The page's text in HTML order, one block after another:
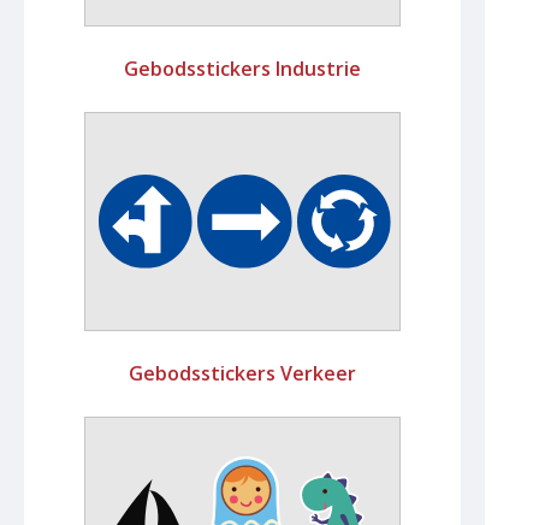
Gebodsstickers Industrie
Gebodsstickers Verkeer